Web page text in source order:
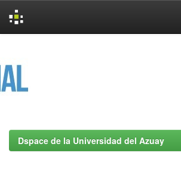
Dspace de la Universidad del Azuay